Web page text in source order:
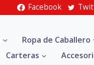
Facebook
Ropa de Caballero
Carteras